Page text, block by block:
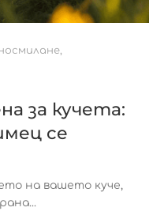
,
за кучета:
се
на вашето куче,